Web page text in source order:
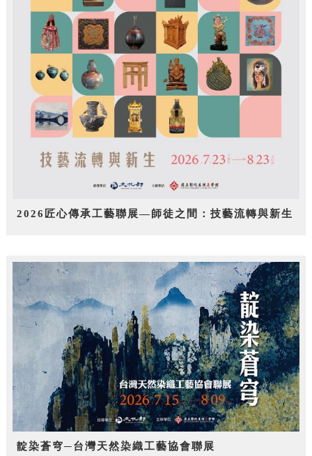
2026匠心傳承工藝聯展—師徒之間：技藝流轉與新生
靛染蒼穹─台灣天然染織工藝協會聯展